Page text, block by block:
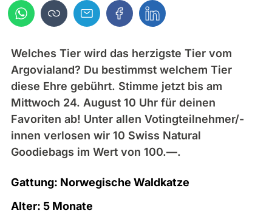
Welches Tier wird das herzigste Tier vom
Argovialand? Du bestimmst welchem Tier
diese Ehre gebührt. Stimme jetzt bis am
Mittwoch 24. August 10 Uhr für deinen
Favoriten ab! Unter allen Votingteilnehmer/-
innen verlosen wir 10 Swiss Natural
Goodiebags im Wert von 100.—.
Gattung: Norwegische Waldkatze
Alter: 5 Monate